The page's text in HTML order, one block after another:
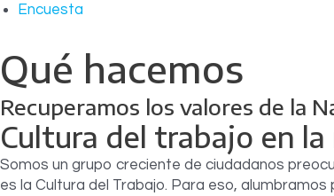
Encuesta
Qué hacemos
Recuperamos los valores de la
Cultura del trabajo en
Somos un grupo creciente de ciudadanos
es la Cultura del Trabajo. Para eso, alumbramos